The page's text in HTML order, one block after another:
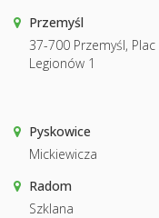
Przemyśl
37-700 Przemyśl, Plac
Legionów 1
Pyskowice
Mickiewicza
Radom
Szklana